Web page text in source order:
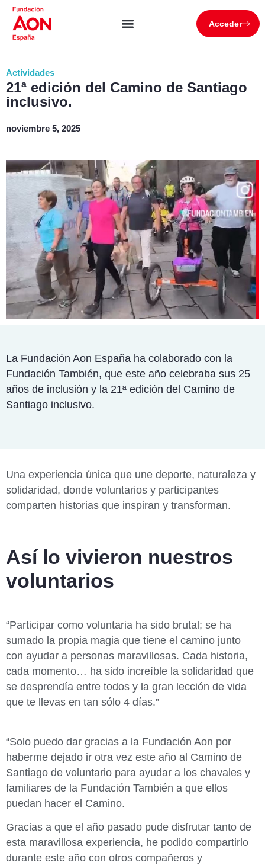
Acceder
Actividades
21ª edición del Camino de Santiago
inclusivo.
noviembre 5, 2025
La Fundación Aon España ha colaborado con la
Fundación También, que este año celebraba sus 25
años de inclusión y la 21ª edición del Camino de
Santiago inclusivo.
Una experiencia única que une deporte, naturaleza y
solidaridad, donde voluntarios y participantes
comparten historias que inspiran y transforman.
Así lo vivieron nuestros
voluntarios
“Participar como voluntaria ha sido brutal; se ha
sumado la propia magia que tiene el camino junto
con ayudar a personas maravillosas. Cada historia,
cada momento… ha sido increíble la solidaridad que
se desprendía entre todos y la gran lección de vida
que te llevas en tan sólo 4 días.”
“Solo puedo dar gracias a la Fundación Aon por
haberme dejado ir otra vez este año al Camino de
Santiago de voluntario para ayudar a los chavales y
familiares de la Fundación También a que ellos
puedan hacer el Camino.
Gracias a que el año pasado pude disfrutar tanto de
esta maravillosa experiencia, he podido compartirlo
durante este año con otros compañeros y